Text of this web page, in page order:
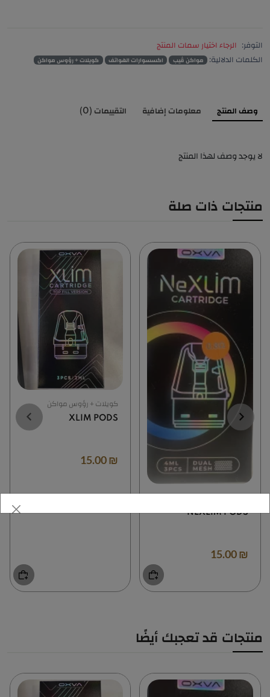
التوفر:
الرجاء اختيار سمات المنتج
الكلمات الدلالية:
مواكن ڤيب اكسسوارات الهواتف كويلات + رؤوس مواكن
وصف المنتج معلومات إضافية التقييمات (0)
لا يوجد وصف لهذا المنتج
منتجات ذات صلة
NEXLIM PODS
₪ 15.00
كويلات + رؤوس مواكن
XLIM PODS
₪ 15.00
منتجات قد تعجبك أيضًا